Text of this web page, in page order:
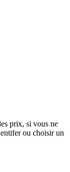
prix, si vous ne
ou choisir un